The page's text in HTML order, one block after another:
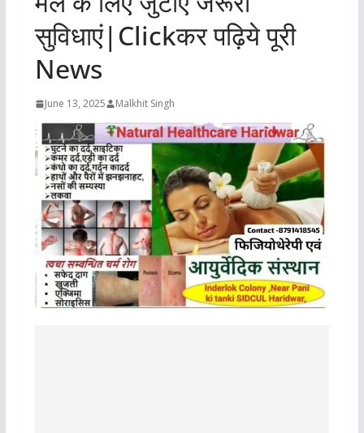
सुविधाएं|Clickकर पढ़िये पूरी
News
June 13, 2025 Malkhit Singh